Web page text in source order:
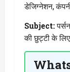
डेजिग्नेशन,
Subject:
की छुट्टी के